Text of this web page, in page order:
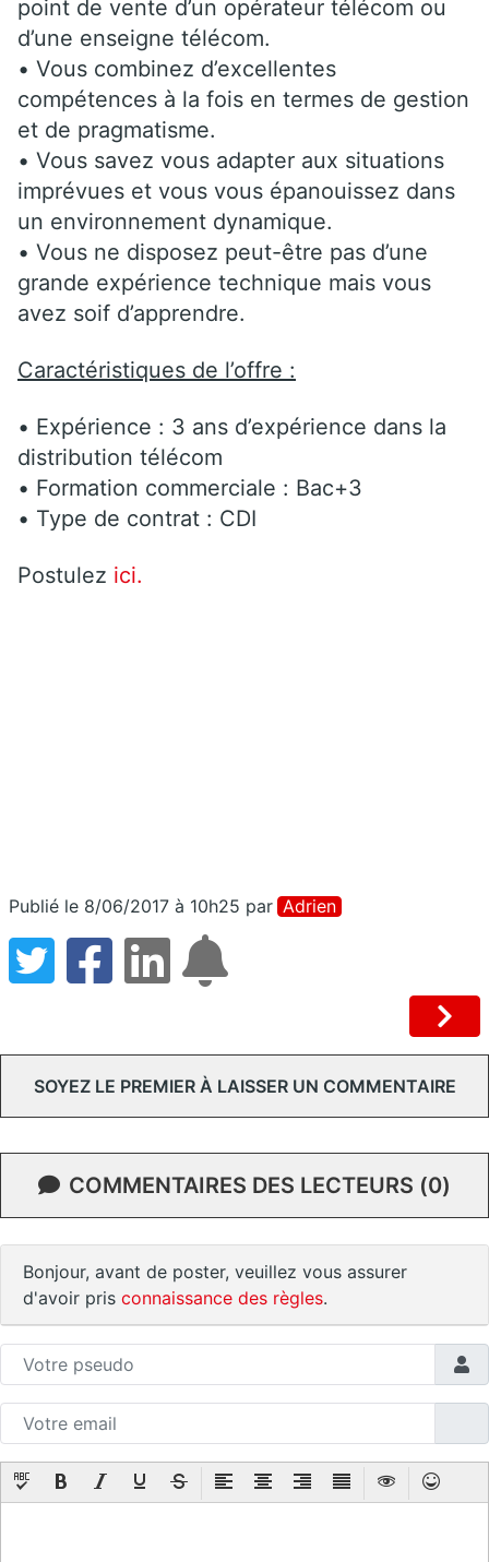
point de vente d’un opérateur télécom ou
d’une enseigne télécom.
• Vous combinez d’excellentes
compétences à la fois en termes de gestion
et de pragmatisme.
• Vous savez vous adapter aux situations
imprévues et vous vous épanouissez dans
un environnement dynamique.
• Vous ne disposez peut-être pas d’une
grande expérience technique mais vous
avez soif d’apprendre.
Caractéristiques de l’offre :
• Expérience : 3 ans d’expérience dans la
distribution télécom
• Formation commerciale : Bac+3
• Type de contrat : CDI
Postulez ici.
Publié le 8/06/2017 à 10h25 par Adrien
SOYEZ LE PREMIER À LAISSER UN COMMENTAIRE
COMMENTAIRES DES LECTEURS (0)
Bonjour, avant de poster, veuillez vous assurer
d'avoir pris connaissance des règles.